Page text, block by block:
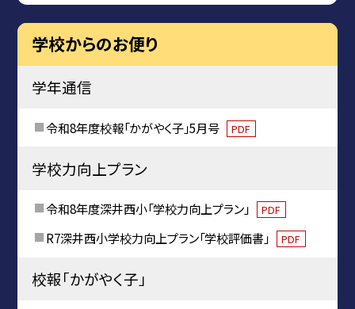
学校からのお便り
学年通信
令和8年度校報「かがやく子」5月号 PDF
学校力向上プラン
令和8年度深井西小「学校力向上プラン」 PDF
R7深井西小学校力向上プラン「学校評価書」 PDF
校報「かがやく子」